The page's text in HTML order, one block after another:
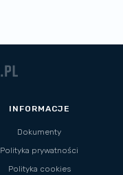
INFORMACJE
Dokumenty
Polityka prywatności
Polityka cookies